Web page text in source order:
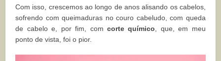
Com isso, crescemos ao longo de anos alisando os cabelos,
sofrendo com queimaduras no couro cabeludo, com queda
de cabelo e, por fim, com corte químico, que, em meu
ponto de vista, foi o pior.